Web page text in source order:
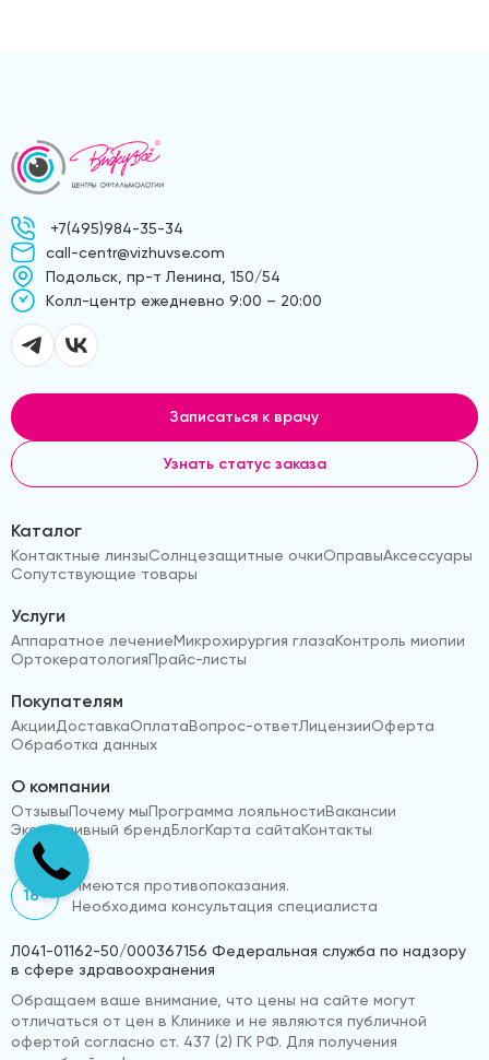
+7(495)984-35-34
call-centr@vizhuvse.com
Подольск, пр-т Ленина, 150/54
Kолл-центр ежедневно 9:00 – 20:00
Записаться к врачу
Узнать статус заказа
Каталог
Контактные линзыСолнцезащитные очкиОправыАксессуары
Сопутствующие товары
Услуги
Аппаратное лечениеМикрохирургия глазаКонтроль миопии
ОртокератологияПрайс-листы
Покупателям
АкцииДоставкаОплатаВопрос-ответЛицензииОферта
Обработка данных
О компании
ОтзывыПочему мыПрограмма лояльностиВакансии
Эксклюзивный брендБлогКарта сайтаКонтакты
18+
Имеются противопоказания.
Необходима консультация специалиста
Л041-01162-50/000367156 Федеральная служба по надзору
в сфере здравоохранения
Обращаем ваше внимание, что цены на сайте могут
отличаться от цен в Клинике и не являются публичной
офертой согласно ст. 437 (2) ГК РФ. Для получения